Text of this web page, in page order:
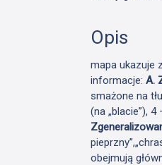
Opis
mapa ukazuje
informacje:A.
smażone na
(na „blacie”),
obejmują